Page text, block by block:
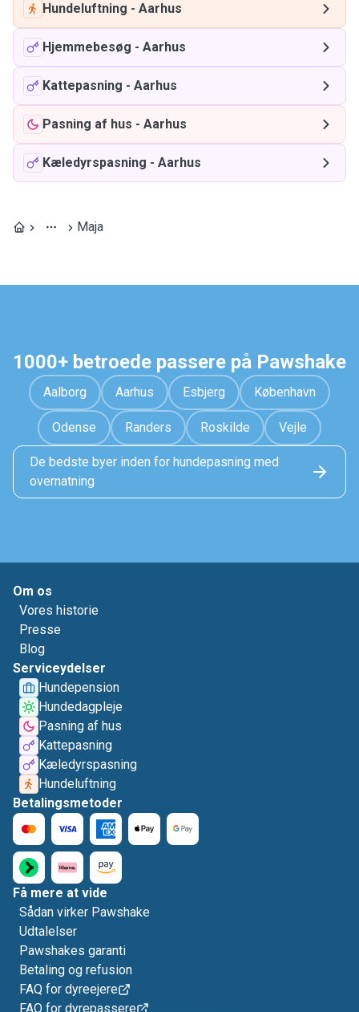
Hundeluftning - Aarhus
Hjemmebesøg - Aarhus
Kattepasning - Aarhus
Pasning af hus - Aarhus
Kæledyrspasning - Aarhus
Maja
1000+ betroede passere på Pawshake
Aalborg Aarhus Esbjerg København
Odense Randers Roskilde Vejle
De bedste byer inden for hundepasning med
overnatning
Om os
Vores historie
Presse
Blog
Serviceydelser
Hundepension
Hundedagpleje
Pasning af hus
Kattepasning
Kæledyrspasning
Hundeluftning
Betalingsmetoder
Få mere at vide
Sådan virker Pawshake
Udtalelser
Pawshakes garanti
Betaling og refusion
FAQ for dyreejere
FAQ for dyrepassere